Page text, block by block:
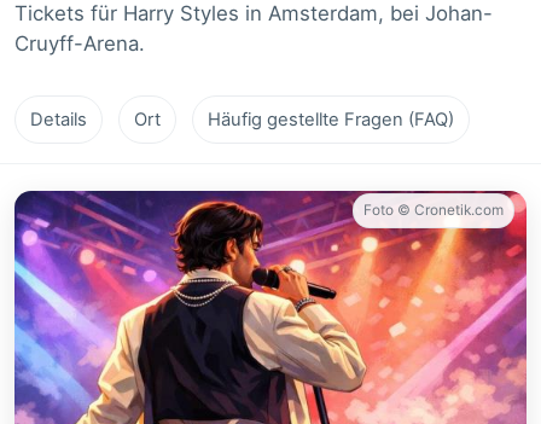
Tickets für Harry Styles in Amsterdam, bei Johan-
Cruyff-Arena.
Details Ort Häufig gestellte Fragen (FAQ)
Foto © Cronetik.com